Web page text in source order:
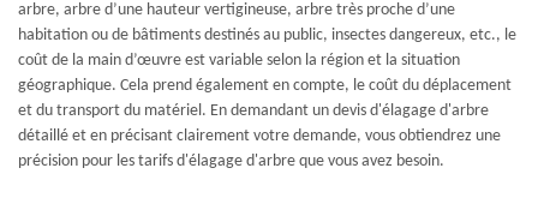
arbre, arbre d’une hauteur vertigineuse, arbre très proche d’une
habitation ou de bâtiments destinés au public, insectes dangereux, etc., le
coût de la main d’œuvre est variable selon la région et la situation
géographique. Cela prend également en compte, le coût du déplacement
et du transport du matériel. En demandant un devis d'élagage d'arbre
détaillé et en précisant clairement votre demande, vous obtiendrez une
précision pour les tarifs d'élagage d'arbre que vous avez besoin.